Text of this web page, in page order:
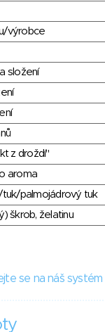
výrobce
složení
z droždí"
aroma
palmojádrový tuk
škrob, želatinu
se na náš systém